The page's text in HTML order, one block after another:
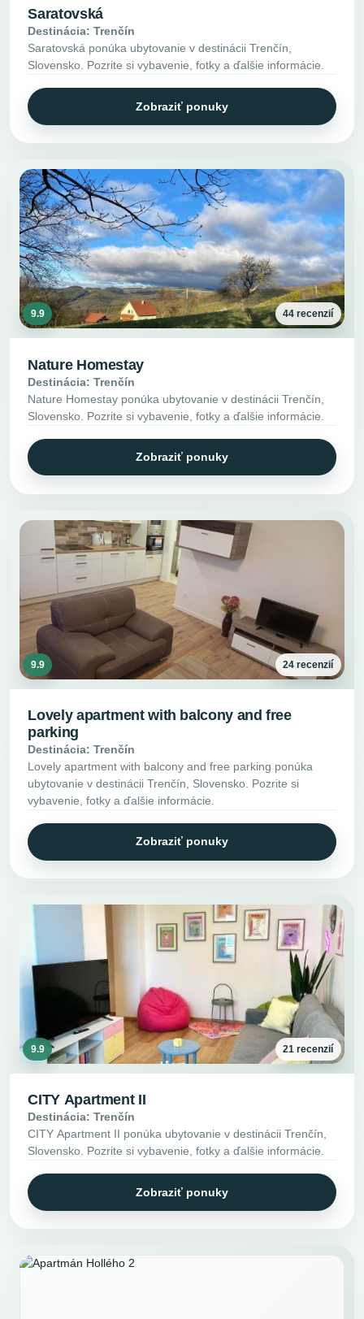
Saratovská
Destinácia: Trenčín
Saratovská ponúka ubytovanie v destinácii Trenčín,
Slovensko. Pozrite si vybavenie, fotky a ďalšie informácie.
Zobraziť ponuky
9.9 44 recenzií
Nature Homestay
Destinácia: Trenčín
Nature Homestay ponúka ubytovanie v destinácii Trenčín,
Slovensko. Pozrite si vybavenie, fotky a ďalšie informácie.
Zobraziť ponuky
9.9 24 recenzií
Lovely apartment with balcony and free
parking
Destinácia: Trenčín
Lovely apartment with balcony and free parking ponúka
ubytovanie v destinácii Trenčín, Slovensko. Pozrite si
vybavenie, fotky a ďalšie informácie.
Zobraziť ponuky
9.9 21 recenzií
CITY Apartment II
Destinácia: Trenčín
CITY Apartment II ponúka ubytovanie v destinácii Trenčín,
Slovensko. Pozrite si vybavenie, fotky a ďalšie informácie.
Zobraziť ponuky